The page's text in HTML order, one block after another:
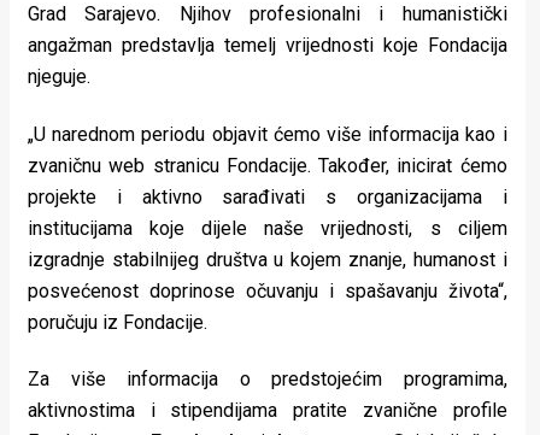
Grad Sarajevo. Njihov profesionalni i humanistički
angažman predstavlja temelj vrijednosti koje Fondacija
njeguje.
„U narednom periodu objavit ćemo više informacija kao i
zvaničnu web stranicu Fondacije. Također, inicirat ćemo
projekte i aktivno sarađivati s organizacijama i
institucijama koje dijele naše vrijednosti, s ciljem
izgradnje stabilnijeg društva u kojem znanje, humanost i
posvećenost doprinose očuvanju i spašavanju života“,
poručuju iz Fondacije.
Za više informacija o predstojećim programima,
aktivnostima i stipendijama pratite zvanične profile